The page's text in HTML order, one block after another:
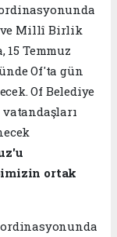
ve Millî Birlik
15 Temmuz
Of'ta gün
Of Belediye
ortak